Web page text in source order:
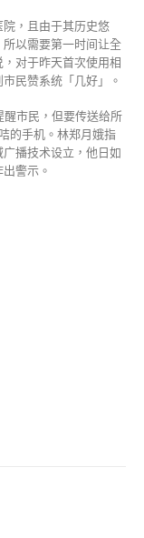
，且由于其历史悠
以需要第一时间让全
对于昨天首次使用相
民赞系统「几好」。
市民，但要传送给所
的手机。林郑月娥指
播技术设立，他日如
警示。